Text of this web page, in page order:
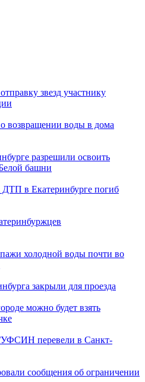
звезд участнику
о возвращении воды в дома
разрешили освоить
башни
ДТП в Екатеринбурге погиб
холодной воды почти во
закрыли для проезда
можно будет взять
перевели в Санкт-
сообщения об ограничении